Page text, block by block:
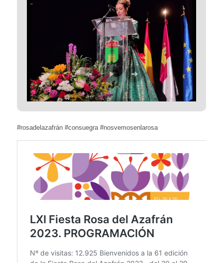
#rosadelazafrán #consuegra #nosvemosenlarosa